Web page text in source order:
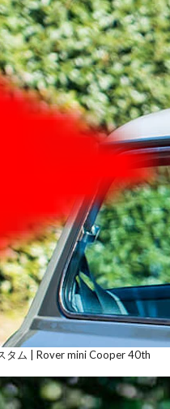
タム | Rover mini Cooper 40th